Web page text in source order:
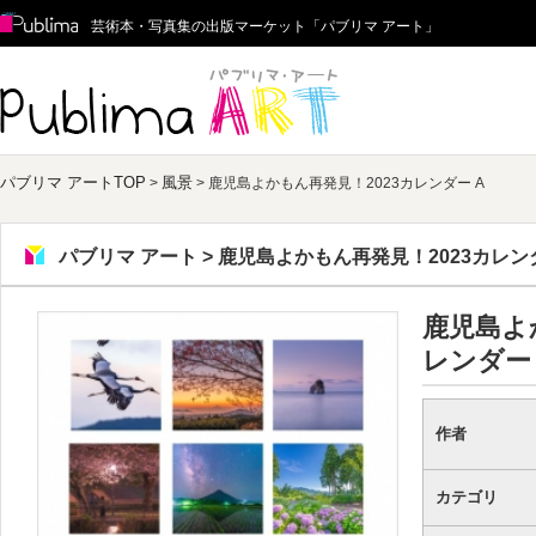
Publima
芸術本・写真集の出版マーケット「パブリマ アート」
パブリマ アートTOP > 風景 > 鹿児島よかもん再発見！2023カレンダー A
パブリマ アート > 鹿児島よかもん再発見！2023カレン
鹿児島
レンダ
作者
カテゴリ